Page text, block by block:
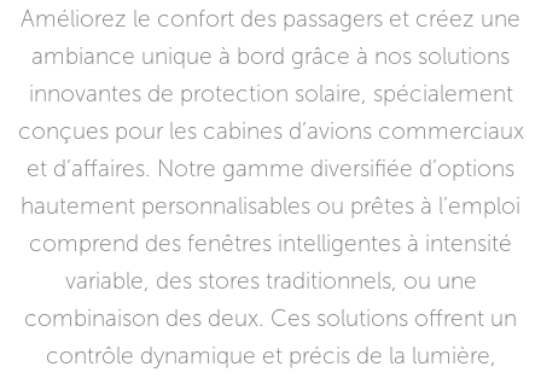
Améliorez le confort des passagers et créez une
ambiance unique à bord grâce à nos solutions
innovantes de protection solaire, spécialement
conçues pour les cabines d’avions commerciaux
et d’affaires. Notre gamme diversifiée d’options
hautement personnalisables ou prêtes à l’emploi
comprend des fenêtres intelligentes à intensité
variable, des stores traditionnels, ou une
combinaison des deux. Ces solutions offrent un
contrôle dynamique et précis de la lumière,